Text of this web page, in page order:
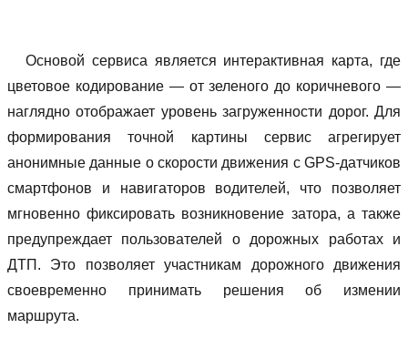
Основой сервиса является интерактивная карта, где
цветовое кодирование — от зеленого до коричневого —
наглядно отображает уровень загруженности дорог. Для
формирования точной картины сервис агрегирует
анонимные данные о скорости движения с GPS-датчиков
смартфонов и навигаторов водителей, что позволяет
мгновенно фиксировать возникновение затора, а также
предупреждает пользователей о дорожных работах и
ДТП. Это позволяет участникам дорожного движения
своевременно принимать решения об измении
маршрута.